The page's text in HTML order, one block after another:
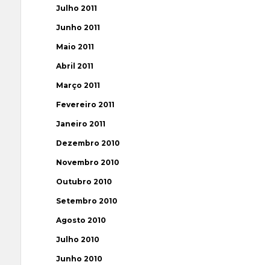
Julho 2011
Junho 2011
Maio 2011
Abril 2011
Março 2011
Fevereiro 2011
Janeiro 2011
Dezembro 2010
Novembro 2010
Outubro 2010
Setembro 2010
Agosto 2010
Julho 2010
Junho 2010